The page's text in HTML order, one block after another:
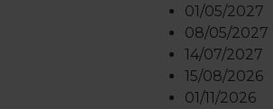
01/05/2027
08/05/2027
14/07/2027
15/08/2026
01/11/2026